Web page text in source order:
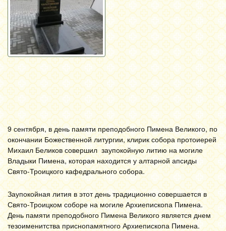
9 сентября, в день памяти преподобного Пимена Великого, по
окончании Божественной литургии, клирик собора протоиерей
Михаил Беликов совершил заупокойную литию на могиле
Владыки Пимена, которая находится у алтарной апсиды
Свято-Троицкого кафедрального собора.
Заупокойная лития в этот день традиционно совершается в
Свято-Троицком соборе на могиле Архиепископа Пимена.
День памяти преподобного Пимена Великого является днем
тезоименитства приснопамятного Архиепископа Пимена.